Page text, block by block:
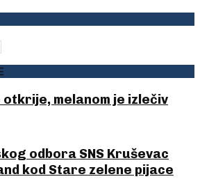
otkrije, melanom je izlečiv
odbora SNS Kruševac
kod Stare zelene pijace